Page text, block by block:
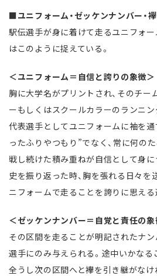
■ユニフォーム・ゼッケンナンバー・
駅伝選手が身に着けて走るユニフォー
はこのように捉えている。
＜ユニフォーム＝自信と誇りの象徴＞
胸に大学名がプリントされ、そのチー
ーもしくはスクールカラーのランニン
代表選手としてユニフォームに袖を通
ったふりやつもり”でなく、常に何の
戦し続けた積み重ねが自信として身
史を振り返った時、胸を張れる日々を
ニフォームで走ることを誇りに思える
＜ゼッケンナンバー＝自覚と責任の象
その区間を走ることが明記されたナン
選手にのみ与えられる。途中いかな
全うし次の区間へと襷を引き継がな